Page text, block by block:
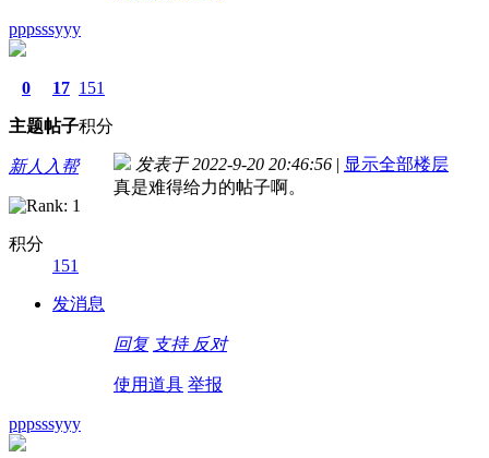
pppsssyyy
0
主题
17
帖子
151
积分
新人入帮
积分
151
发消息
发表于 2022-9-20 20:46:56 | 显示全部楼层
真是难得给力的帖子啊。
回复 支持 反对
使用道具 举报
pppsssyyy